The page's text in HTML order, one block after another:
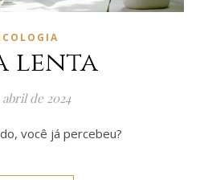
lenta
abril de 2024
você já percebeu?